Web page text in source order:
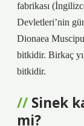
fabrikası
Devletleri’nin
Dionaea
bitkidir. Birkaç
bitkidir.
Sinek
mi?